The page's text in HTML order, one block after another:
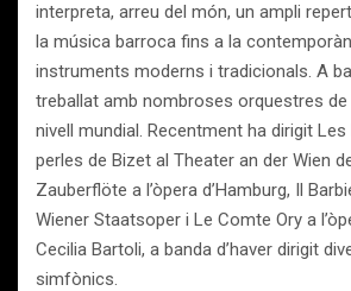
interpreta, arreu del món, un ampli
la música barroca fins a la
instruments moderns i tradicionals. A
treballat amb nombroses orquestres
nivell mundial. Recentment ha dirigit
perles de Bizet al Theater an der Wien
Zauberflöte a l’òpera d’Hamburg, Il
Wiener Staatsoper i Le Comte Ory a
Cecilia Bartoli, a banda d’haver dirigit
simfònics.